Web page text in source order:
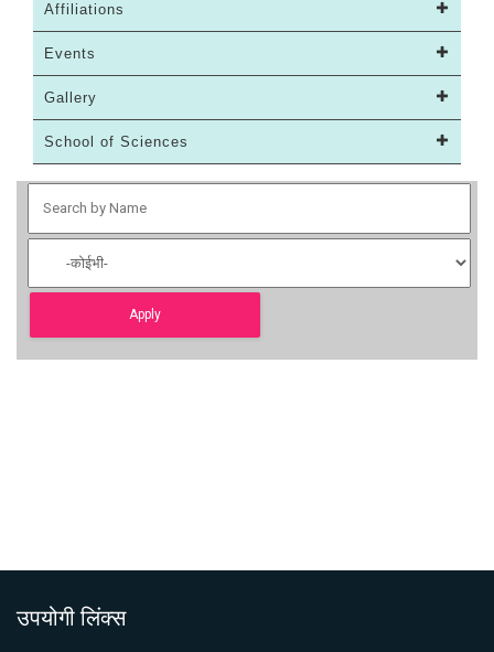
Affiliations
Events
Gallery
School of Sciences
उपयोगी लिंक्स